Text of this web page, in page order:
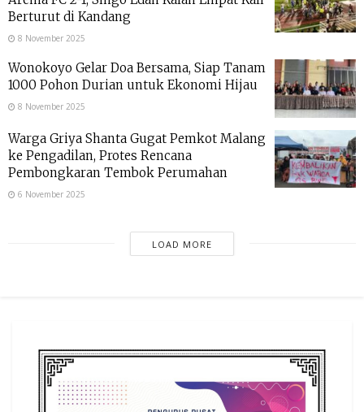
Berturut di Kandang
8 November 2025
Wonokoyo Gelar Doa Bersama, Siap Tanam
1000 Pohon Durian untuk Ekonomi Hijau
8 November 2025
Warga Griya Shanta Gugat Pemkot Malang
ke Pengadilan, Protes Rencana
Pembongkaran Tembok Perumahan
6 November 2025
LOAD MORE